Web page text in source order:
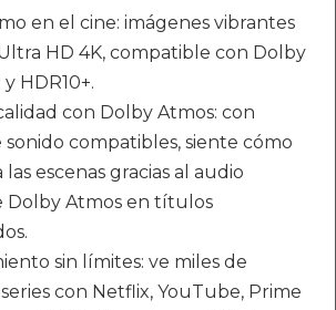
en el cine: imágenes vibrantes
HD 4K, compatible con Dolby
HDR10+.
con Dolby Atmos: con
sonido compatibles, siente cómo
escenas gracias al audio
Dolby Atmos en títulos
sin límites: ve miles de
con Netflix, YouTube, Prime